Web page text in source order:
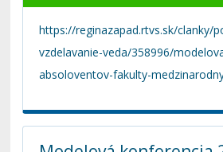
https://reginazapad.rtvs.sk/clanky/
vzdelavanie-veda/358996/
absoloventov-fakulty-